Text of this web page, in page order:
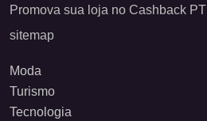
Promova sua loja no Cashback PT
sitemap
Moda
Turismo
Tecnologia